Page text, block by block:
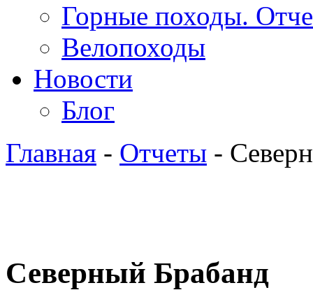
Горные походы.
Велопоходы
Новости
Блог
Главная - Отчеты -
Северный Брабанд